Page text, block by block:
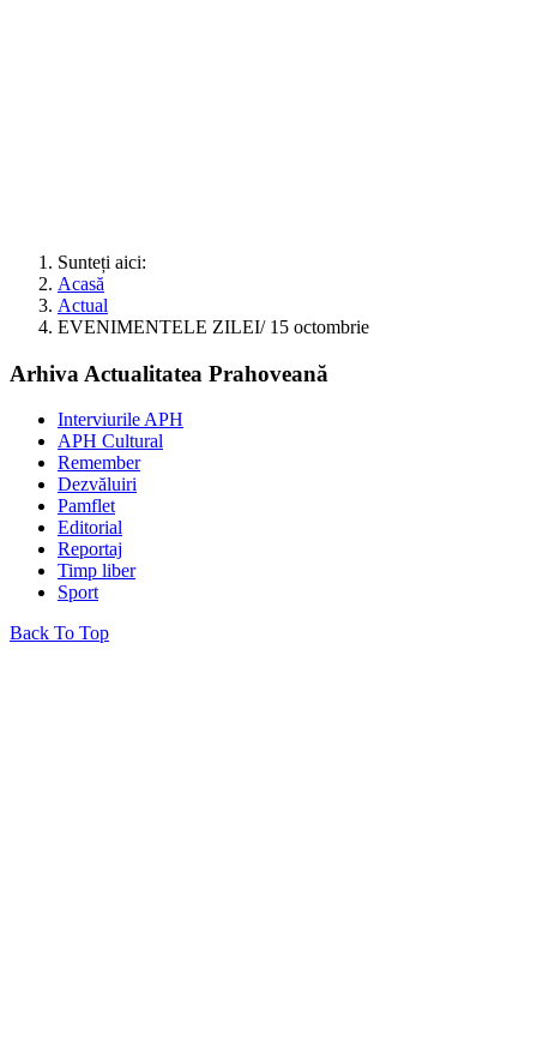
Sunteți aici:
Acasă
Actual
EVENIMENTELE ZILEI/ 15 octombrie
Arhiva Actualitatea Prahoveană
Interviurile APH
APH Cultural
Remember
Dezvăluiri
Pamflet
Editorial
Reportaj
Timp liber
Sport
Back To Top